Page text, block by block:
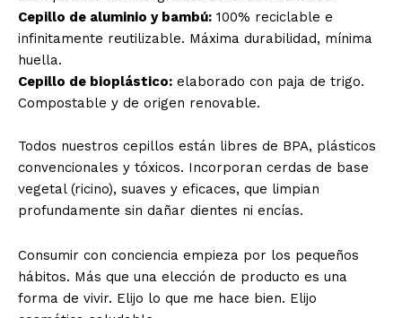
Cepillo de aluminio y bambú: 100% reciclable e
infinitamente reutilizable. Máxima durabilidad, mínima
huella.
Cepillo de bioplástico: elaborado con paja de trigo.
Compostable y de origen renovable.
Todos nuestros cepillos están libres de BPA, plásticos
convencionales y tóxicos. Incorporan cerdas de base
vegetal (ricino), suaves y eficaces, que limpian
profundamente sin dañar dientes ni encías.
Consumir con conciencia empieza por los pequeños
hábitos. Más que una elección de producto es una
forma de vivir. Elijo lo que me hace bien. Elijo